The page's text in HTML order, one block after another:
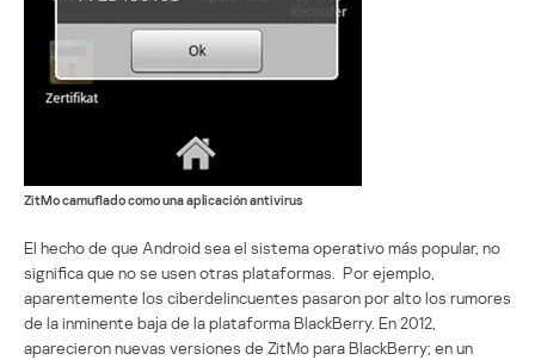
ZitMo camuflado como una aplicación antivirus
El hecho de que Android sea el sistema operativo más popular, no
significa que no se usen otras plataformas. Por ejemplo,
aparentemente los ciberdelincuentes pasaron por alto los rumores
de la inminente baja de la plataforma BlackBerry. En 2012,
aparecieron nuevas versiones de ZitMo para BlackBerry; en un